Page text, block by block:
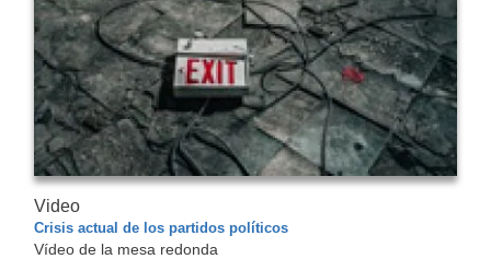
Video
Crisis actual de los partidos políticos
Vídeo de la mesa redonda